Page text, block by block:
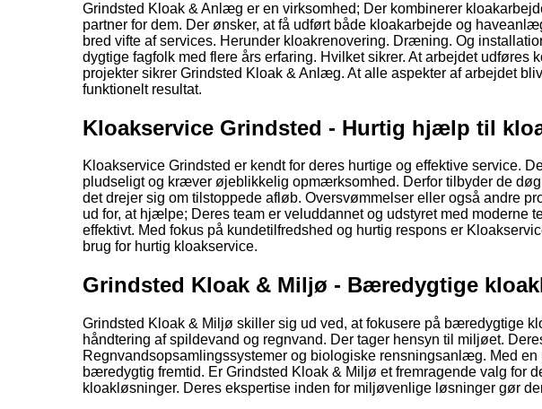
Grindsted Kloak & Anlæg er en virksomhed; Der kombinerer
partner for dem. Der ønsker, at få udført både kloakarbejde og
bred vifte af services. Herunder kloakrenovering. Dræning. Og
dygtige fagfolk med flere års erfaring. Hvilket sikrer. At arbejdet udføres
projekter sikrer Grindsted Kloak & Anlæg. At alle aspekter af arbejdet
funktionelt resultat.
Kloakservice Grindsted - Hurtig hjælp til
Kloakservice Grindsted er kendt for deres hurtige og effektive service.
pludseligt og kræver øjeblikkelig opmærksomhed. Derfor tilbyder de
det drejer sig om tilstoppede afløb. Oversvømmelser eller også andre
ud for, at hjælpe; Deres team er veluddannet og udstyret med moderne
effektivt. Med fokus på kundetilfredshed og hurtig respons er
brug for hurtig kloakservice.
Grindsted Kloak & Miljø - Bæredygtige
Grindsted Kloak & Miljø skiller sig ud ved, at fokusere på bæredygtige
håndtering af spildevand og regnvand. Der tager hensyn til miljøet.
Regnvandsopsamlingssystemer og biologiske rensningsanlæg. Med
bæredygtig fremtid. Er Grindsted Kloak & Miljø et fremragende valg for
kloakløsninger. Deres ekspertise inden for miljøvenlige løsninger gør